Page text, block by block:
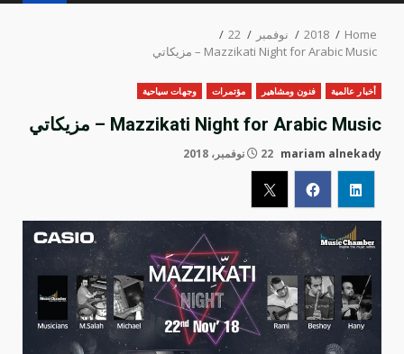
Home
2018 نوفمبر
22
Mazzikati Night for Arabic Music – مزيكاتي
أخبار عالمية فنون ومشاهير مؤتمرات وجهات سياحية
Mazzikati Night for Arabic Music – مزيكاتي
mariam alnekady 22 نوفمبر، 2018